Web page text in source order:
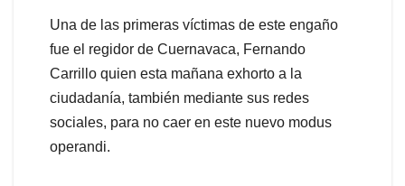
Una de las primeras víctimas de este engaño
fue el regidor de Cuernavaca, Fernando
Carrillo quien esta mañana exhorto a la
ciudadanía, también mediante sus redes
sociales, para no caer en este nuevo modus
operandi.